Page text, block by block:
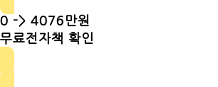
0 -> 4076만원
무료전자책 확인